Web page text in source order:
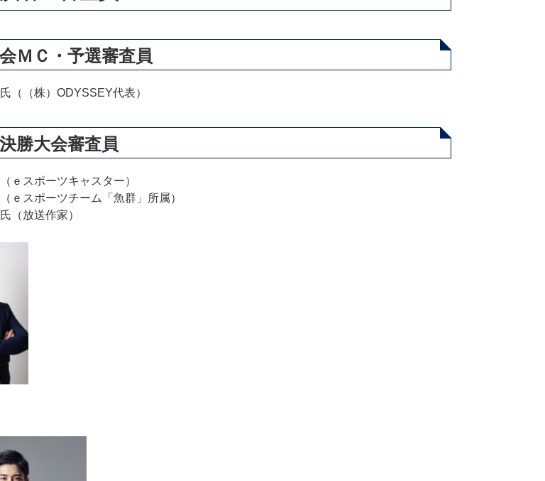
ＭＣ・予選審査員
（（株）ODYSSEY代表）
勝大会審査員
ｅスポーツキャスター）
ｅスポーツチーム「魚群」所属）
（放送作家）